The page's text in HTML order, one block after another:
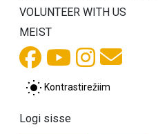
VOLUNTEER WITH US
MEIST
Kontrastirežiim
Logi sisse